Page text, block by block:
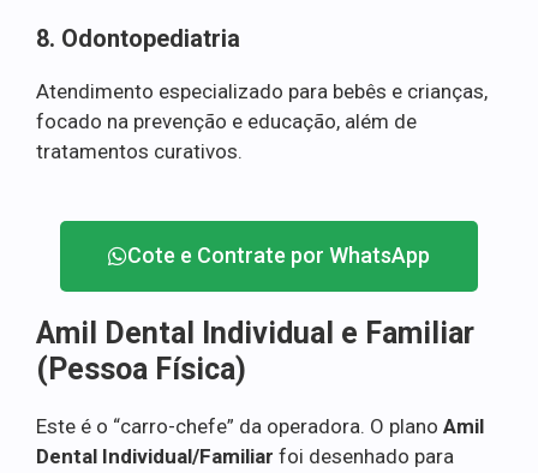
8. Odontopediatria
Atendimento especializado para bebês e crianças,
focado na prevenção e educação, além de
tratamentos curativos.
Cote e Contrate por WhatsApp
Amil Dental Individual e Familiar
(Pessoa Física)
Este é o “carro-chefe” da operadora. O plano Amil
Dental Individual/Familiar foi desenhado para